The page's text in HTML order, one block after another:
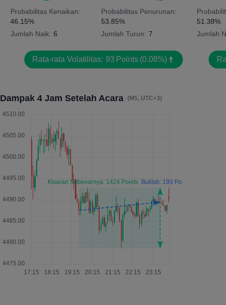
Probabilitas Kenaikan:
46.15%
Jumlah Naik: 6
Probabilitas Penurunan:
53.85%
Jumlah Turun: 7
Rata-rata Volatilitas: 93 Points (0.08%)
51.38%
Jumlah
Dampak 4 Jam Setelah Acara (M5, UTC+3)